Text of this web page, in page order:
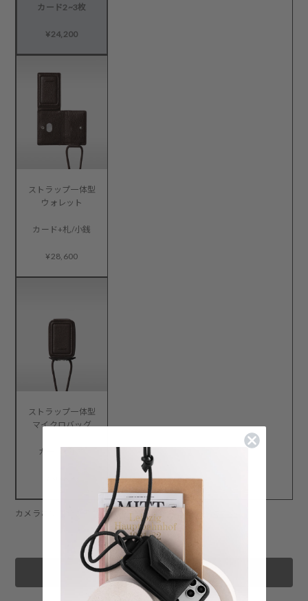
カード2~3枚
¥24,200
ストラップ一体型
ウォレット
カード+札/小銭
¥28,600
ストラップ一体型
マイクロバッグ
カード+小物
カメラご使用時のアクセサリーの映り込みについて:
カートに追加する